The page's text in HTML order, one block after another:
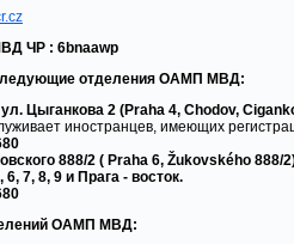
ЧР : 6bnaawp
отделения ОАМП МВД:
Цыганкова 2 (Praha 4, Chodov,
иностранцев, имеющих
888/2 ( Praha 6, Žukovského 888/
6, 7, 8, 9 и Прага - восток.
ОАМП МВД: